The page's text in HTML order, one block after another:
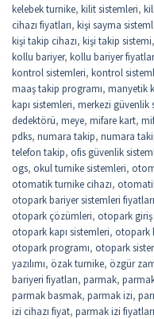
kelebek turnike, kilit sistemleri,
cihazı fiyatları, kişi sayma
kişi takip cihazı, kişi takip sistemi,
kollu bariyer, kollu bariyer
kontrol sistemleri, kontrol
maaş takip programı, manyetik
kapı sistemleri, merkezi güvenlik
dedektörü, meye, mifare kart,
pdks, numara takip, numara
telefon takip, ofis güvenlik
ogs, okul turnike sistemleri,
otomatik turnike cihazı,
otopark bariyer sistemleri fiyatları
otopark çözümleri, otopark giriş
otopark kapı sistemleri, otopark
otopark programı, otopark
yazılımı, özak turnike, özgür
bariyeri fiyatları, parmak,
parmak basmak, parmak izi,
izi cihazı fiyat, parmak izi fiyatları